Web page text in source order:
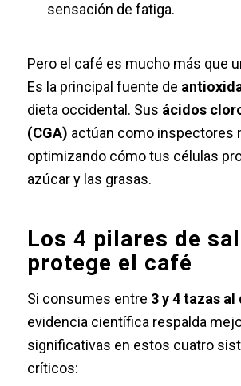
sensación de fatiga.
Pero el café es mucho más que
Es la principal fuente de
dieta occidental. Sus ácidos
(CGA) actúan como inspectores
optimizando cómo tus células
azúcar y las grasas.
Los 4 pilares de
protege el café
Si consumes entre 3 y 4 tazas al
evidencia científica respalda
significativas en estos cuatro
críticos: